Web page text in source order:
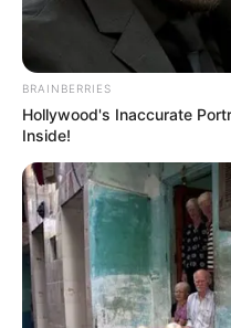
BRAINBERRIES
Hollywood's Inaccurate
Inside!